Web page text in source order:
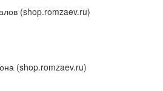
(shop.romzaev.ru)
(shop.romzaev.ru)